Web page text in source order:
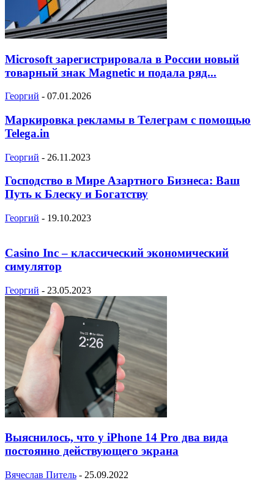
Microsoft зарегистрировала в России новый
товарный знак Magnetic и подала ряд...
Георгий - 07.01.2026
Маркировка рекламы в Телеграм с помощью
Telega.in
Георгий - 26.11.2023
Господство в Мире Азартного Бизнеса: Ваш
Путь к Блеску и Богатству
Георгий - 19.10.2023
Casino Inc – классический экономический
симулятор
Георгий - 23.05.2023
Выяснилось, что у iPhone 14 Pro два вида
постоянно действующего экрана
Вячеслав Питель - 25.09.2022